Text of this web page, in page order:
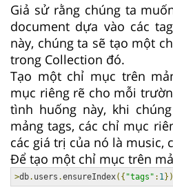
Giả sử rằng chúng ta
document dựa vào các
này, chúng ta sẽ tạo một
trong Collection đó.
Tạo một chỉ mục trên
mục riêng rẽ cho mỗi
tình huống này, khi
mảng tags, các chỉ mục
các giá trị của nó là music,
Để tạo một chỉ mục trên
>db. users .ensureIndex({ "tags" : 1 })